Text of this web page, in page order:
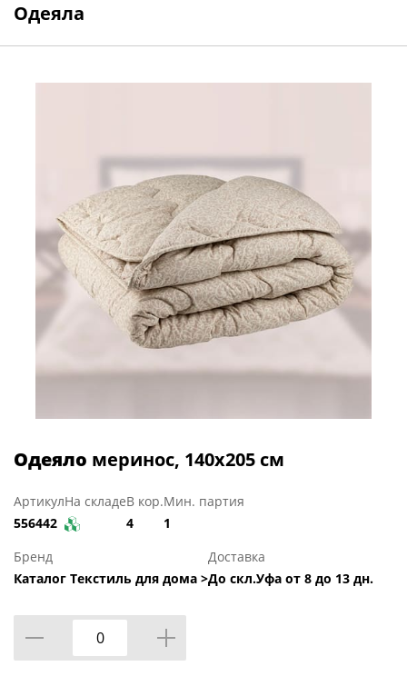
Одеяла
Одеяло меринос, 140х205 см
Артикул
556442
На складеВ кор.
4
Мин. партия
1
Бренд
Каталог Текстиль для дома >
Доставка
До скл.Уфа от 8 до 13 дн.